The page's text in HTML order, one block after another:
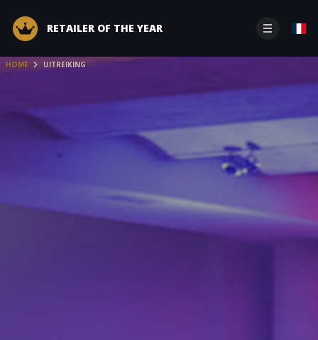
RETAILER OF THE YEAR
HOME UITREIKING